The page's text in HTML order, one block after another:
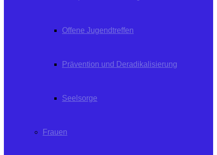
Offene Jugendtreffen
Prävention und Deradikalisierung
Seelsorge
Frauen